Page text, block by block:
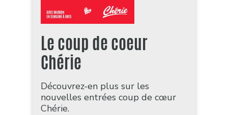
Le coup de coeur
Chérie
Découvrez-en plus sur les
nouvelles entrées coup de cœur
Chérie.